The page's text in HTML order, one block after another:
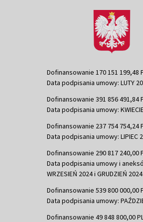
Dofinansowanie 170 151 199,48
Data podpisania umowy: LUTY
Dofinansowanie 391 856 491,84
Data podpisania umowy:
Dofinansowanie 237 754 754,24
Data podpisania umowy: LIPIEC
Dofinansowanie 290 817 240,00
Data podpisania umowy i
WRZESIEŃ 2024 i GRUDZIEŃ 2024
Dofinansowanie 539 800 000,00
Data podpisania umowy:
Dofinansowanie 49 848 800,00